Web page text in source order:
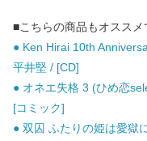
■こちらの商品もオススメ
● Ken Hirai 10th
平井堅 / [CD]
● オネエ失格 3 (ひめ恋
[コミック]
● 双囚 ふたりの姫は愛獄